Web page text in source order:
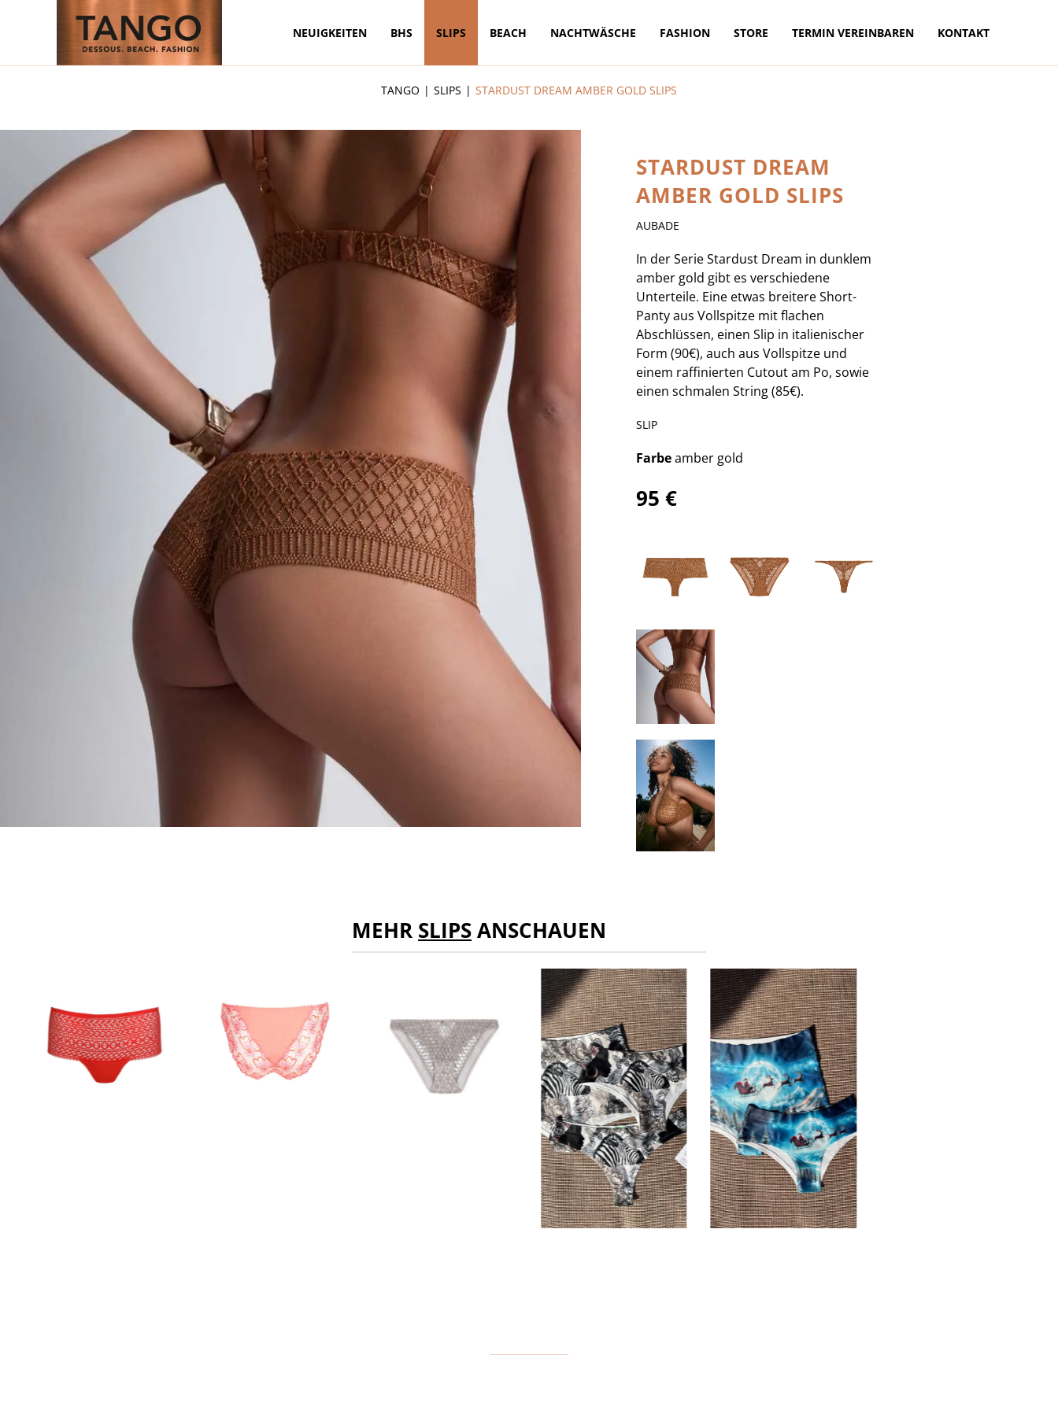
Zum Hauptinhalt springen
NEUIGKEITEN BHS SLIPS BEACH NACHTWÄSCHE FASHION STORE TERMIN VEREINBAREN KONTAKT
TANGO SLIPS STARDUST DREAM AMBER GOLD SLIPS
STARDUST DREAM
AMBER GOLD SLIPS
AUBADE
In der Serie Stardust Dream in dunklem
amber gold gibt es verschiedene
Unterteile. Eine etwas breitere Short-
Panty aus Vollspitze mit flachen
Abschlüssen, einen Slip in italienischer
Form (90€), auch aus Vollspitze und
einem raffinierten Cutout am Po, sowie
einen schmalen String (85€).
SLIP
Farbeamber gold
95 €
MEHR SLIPSANSCHAUEN